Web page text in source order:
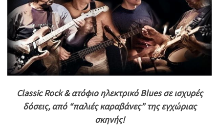
Classic Rock & ατόφιο ηλεκτρικό Blues σε ισχυρές
δόσεις, από “παλιές καραβάνες” της εγχώριας
σκηνής!